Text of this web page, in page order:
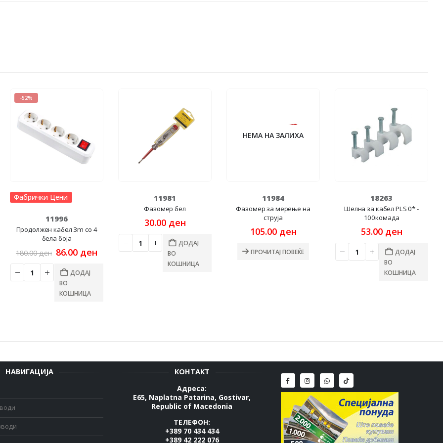
ден.
-52%
Фабрички Цени
11996
Продолжен кабел 3m со 4
бела боја
180.00ден Original
was:
180.00 ден.
86.00 ден Current
ДОДАЈ
ВО
КОШНИЦА
11981
Фазомер бел
30.00 ден
ДОДАЈ
ВО
КОШНИЦА
НЕМА НА ЗАЛИХА
11984
Фазомер за мерење на
струја
105.00 ден
ПРОЧИТАЈ ПОВЕЌЕ
18263
Шелна за кабел PLS 0* -
100комада
53.00 ден
ДОДАЈ
ВО
КОШНИЦА
НАВИГАЦИЈА
КОНТАКТ
Адреса:
E65, Naplatna Patarina, Gostivar,
Republic of Macedonia
ТЕЛЕФОН:
+389 70 434 434
+389 42 222 076